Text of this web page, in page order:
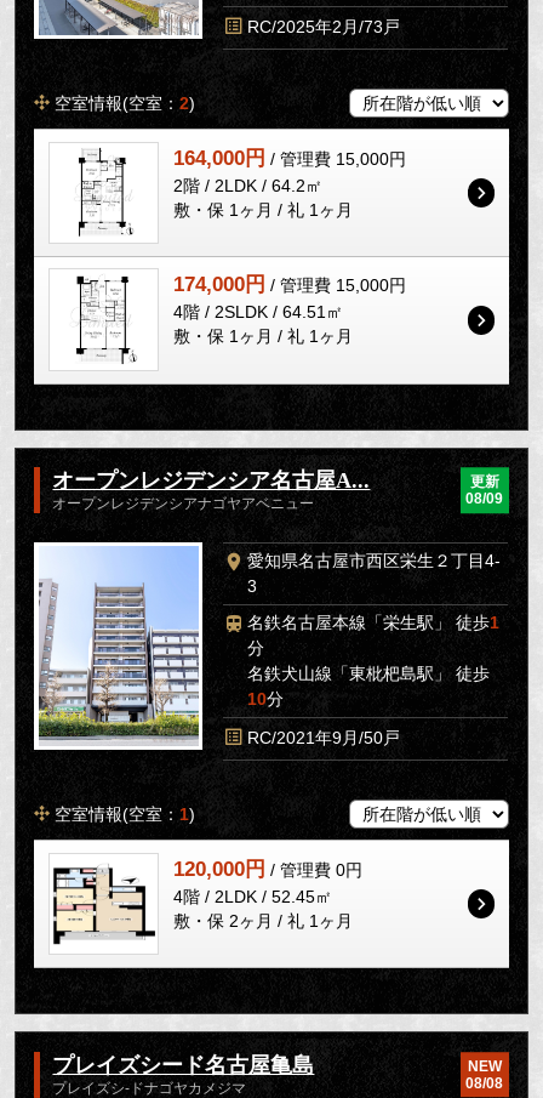
RC/2025年2月/73戸
空室情報(空室：2)
164,000円 / 管理費 15,000円
2階 / 2LDK / 64.2㎡
敷・保 1ヶ月 / 礼 1ヶ月
174,000円 / 管理費 15,000円
4階 / 2SLDK / 64.51㎡
敷・保 1ヶ月 / 礼 1ヶ月
オープンレジデンシア名古屋A...
オープンレジデンシアナゴヤアベニュー
更新
08/09
愛知県名古屋市西区栄生２丁目4-
3
名鉄名古屋本線「栄生駅」 徒歩1
分
名鉄犬山線「東枇杷島駅」 徒歩
10分
RC/2021年9月/50戸
空室情報(空室：1)
120,000円 / 管理費 0円
4階 / 2LDK / 52.45㎡
敷・保 2ヶ月 / 礼 1ヶ月
プレイズシード名古屋亀島
プレイズシ-ドナゴヤカメジマ
NEW
08/08